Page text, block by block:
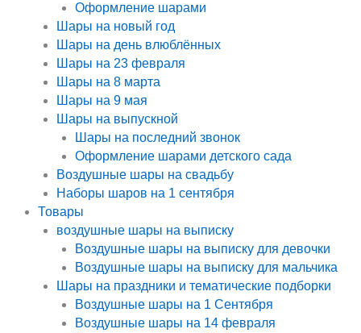
Оформление шарами
Шары на новый год
Шары на день влюблённых
Шары на 23 февраля
Шары на 8 марта
Шары на 9 мая
Шары на выпускной
Шары на последний звонок
Оформление шарами детского сада
Воздушные шары на свадьбу
Наборы шаров на 1 сентября
Товары
воздушные шары на выписку
Воздушные шары на выписку для девочки
Воздушные шары на выписку для мальчика
Шары на праздники и тематические подборки
Воздушные шары на 1 Сентября
Воздушные шары на 14 февраля